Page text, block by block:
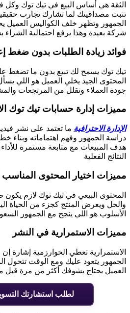
الثقة هي أساس البيع في تيك توك وكل
تثبت مصداقيتك لما تشارك تجارب
الجمهور وتظهر خلف الكواليس
شركة بعيدة وهذا يرفع احتمالية الشراء
فوائد زيادة الطلبات بدون ضغط
تيك توك يسمح لك تبيع بدون ما تضغط
المحتوى الجيد يخلي العميل هو اللي
جودة العملاء وتقلل من المرتجعات
مميزات إدارة حسابات تيك توك
الإدارة الاحترافية ما تعتمد على نشر
دراسة الجمهور وفهم اهتماماته وبناء
هدف المبيعات مع متابعة مستمرة
النتائج الفعلية
مميزات اختيار المحتوى المناسب
المحتوى البيعي في تيك توك لازم
والحل ويعرض المنتج كجزء من الحياة
الأسلوب هو اللي ينجح مع الجمهور
مميزات الاستمرارية في النشر
الاستمرارية تعطي الخوارزمية إشارة
الجمهور يتعود عليك ومع الوقت تتحول
العميل يحتاج يشوفك أكثر من مرة قبل
لطلب استشارتك